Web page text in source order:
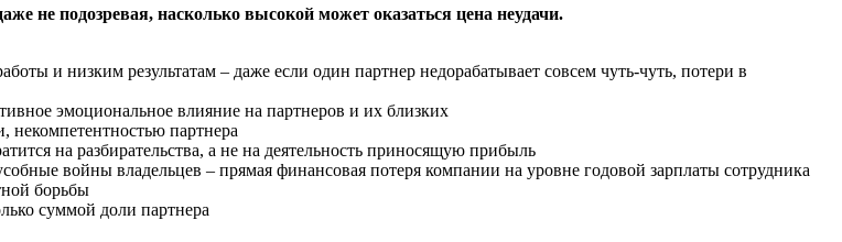
не подозревая, насколько высокой может оказаться цена неудачи.
и низким результатам – даже если один партнер недорабатывает совсем чуть-чуть, потери в
эмоциональное влияние на партнеров и их близких
некомпетентностью партнера
на разбирательства, а не на деятельность приносящую прибыль
войны владельцев – прямая финансовая потеря компании на уровне годовой зарплаты сотрудника
борьбы
суммой доли партнера